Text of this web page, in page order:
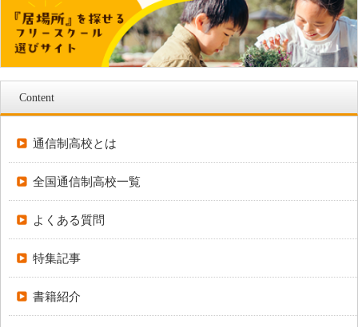
Content
通信制高校とは
全国通信制高校一覧
よくある質問
特集記事
書籍紹介